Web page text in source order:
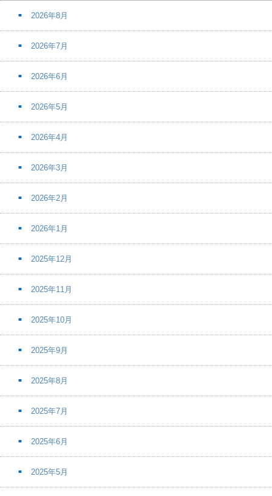
2026年8月
2026年7月
2026年6月
2026年5月
2026年4月
2026年3月
2026年2月
2026年1月
2025年12月
2025年11月
2025年10月
2025年9月
2025年8月
2025年7月
2025年6月
2025年5月